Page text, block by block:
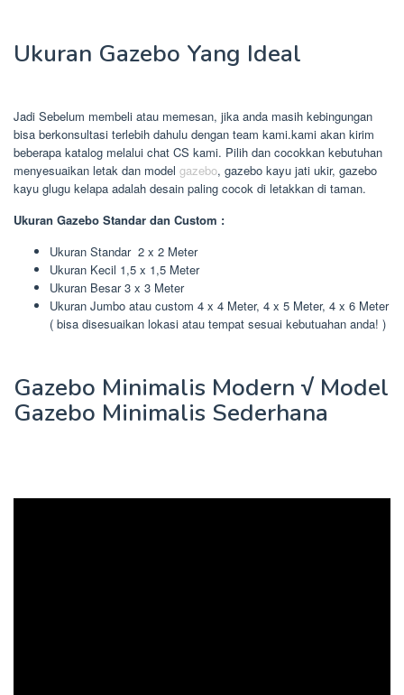
Ukuran Gazebo Yang Ideal
Jadi Sebelum membeli atau memesan, jika anda masih kebingungan
bisa berkonsultasi terlebih dahulu dengan team kami.kami akan kirim
beberapa katalog melalui chat CS kami. Pilih dan cocokkan kebutuhan
menyesuaikan letak dan model gazebo, gazebo kayu jati ukir, gazebo
kayu glugu kelapa adalah desain paling cocok di letakkan di taman.
Ukuran Gazebo Standar dan Custom :
Ukuran Standar 2 x 2 Meter
Ukuran Kecil 1,5 x 1,5 Meter
Ukuran Besar 3 x 3 Meter
Ukuran Jumbo atau custom 4 x 4 Meter, 4 x 5 Meter, 4 x 6 Meter
( bisa disesuaikan lokasi atau tempat sesuai kebutuahan anda! )
Gazebo Minimalis Modern √ Model
Gazebo Minimalis Sederhana